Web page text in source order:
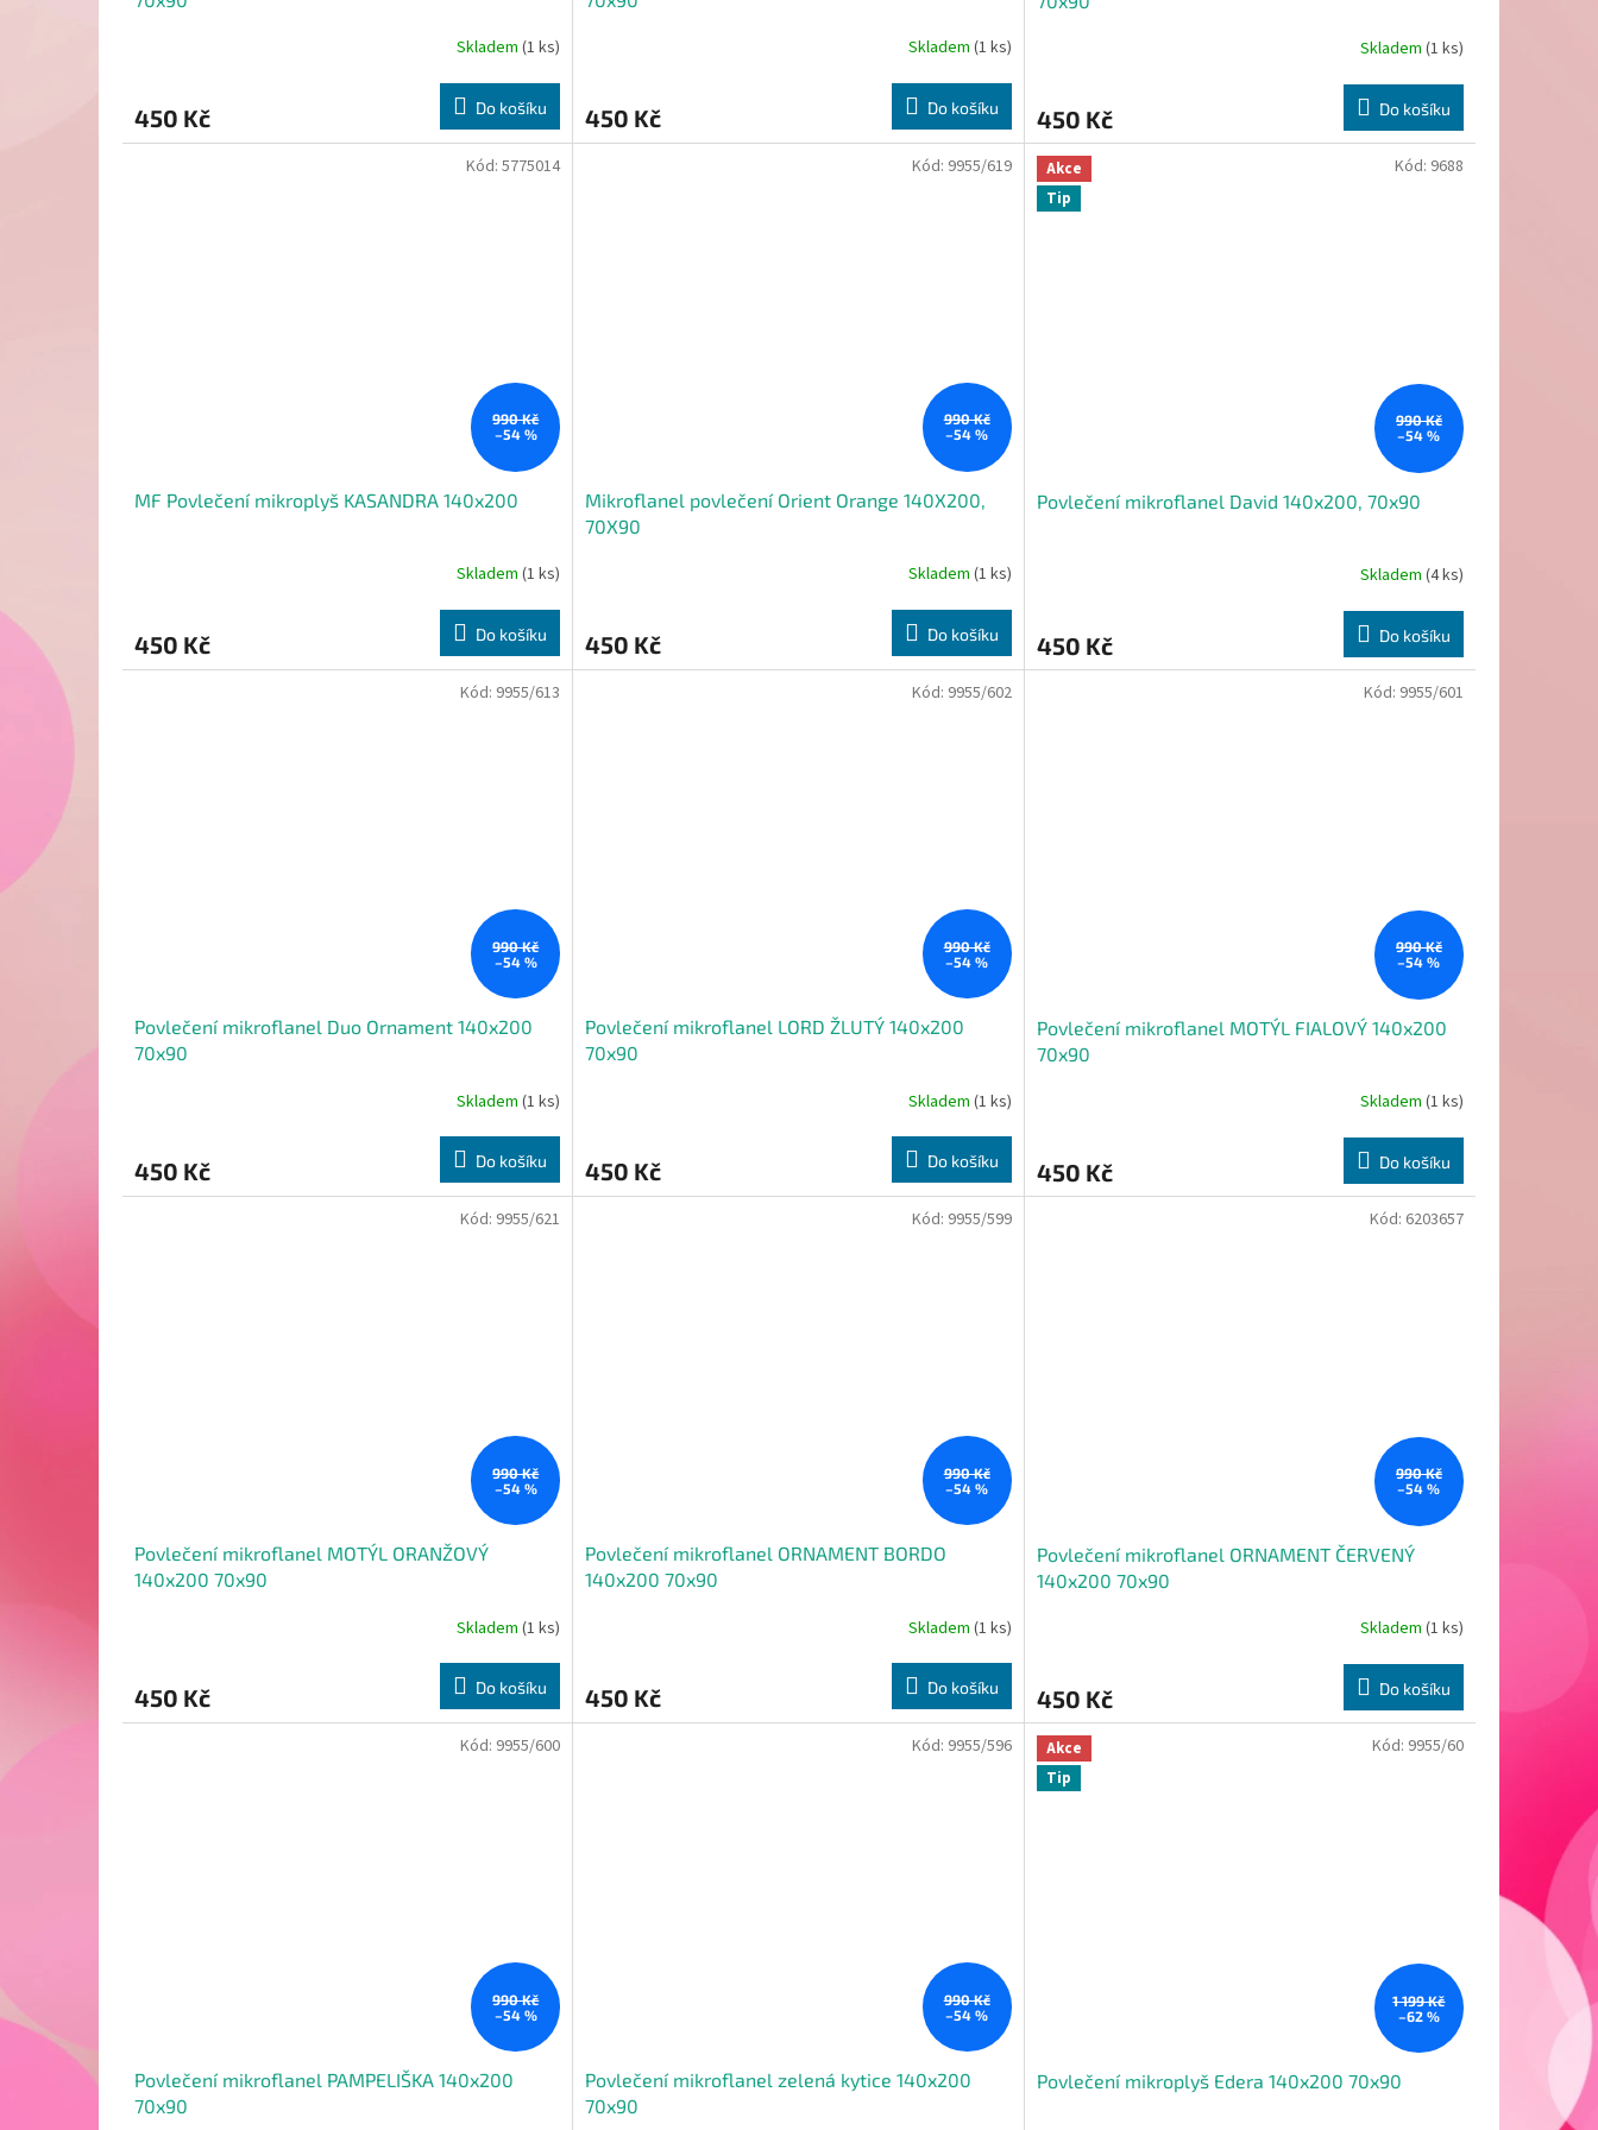
Skladem(1 ks)
450 Kč Do košíku
Skladem (1 ks)
450 Kč Do košíku
Skladem (1 ks)
450 Kč Do košíku
990 Kč
–54 %
MF Povlečení mikroplyš KASANDRA 140x200
Skladem(1 ks)
450 Kč Do košíku
Kód:5775014
990 Kč
–54 %
Mikroflanel povlečení Orient Orange 140X200,
70X90
Skladem (1 ks)
450 Kč Do košíku
Kód: 9955/619
Akce
Tip
990 Kč
–54 %
Povlečení mikroflanel David 140x200, 70x90
Skladem (4 ks)
450 Kč Do košíku
Kód: 9688
990 Kč
–54 %
Povlečení mikroflanel Duo Ornament 140x200
70x90
Skladem(1 ks)
450 Kč Do košíku
Kód: 9955/613
990 Kč
–54 %
Povlečení mikroflanel LORD ŽLUTÝ 140x200
70x90
Skladem (1 ks)
450 Kč Do košíku
Kód: 9955/602
990 Kč
–54 %
Povlečení mikroflanel MOTÝL FIALOVÝ 140x200
70x90
Skladem (1 ks)
450 Kč Do košíku
Kód: 9955/601
990 Kč
–54 %
Povlečení mikroflanel MOTÝL ORANŽOVÝ
140x200 70x90
Skladem(1 ks)
450 Kč Do košíku
Kód: 9955/621
990 Kč
–54 %
Povlečení mikroflanel ORNAMENT BORDO
140x200 70x90
Skladem (1 ks)
450 Kč Do košíku
Kód: 9955/599
990 Kč
–54 %
Povlečení mikroflanel ORNAMENT ČERVENÝ
140x200 70x90
Skladem (1 ks)
450 Kč Do košíku
Kód: 6203657
990 Kč
–54 %
Povlečení mikroflanel PAMPELIŠKA 140x200
70x90
Kód: 9955/600
990 Kč
–54 %
Povlečení mikroflanel zelená kytice 140x200
70x90
Kód: 9955/596
Akce
Tip
1 199 Kč
–62 %
Povlečení mikroplyš Edera 140x200 70x90
Kód: 9955/60